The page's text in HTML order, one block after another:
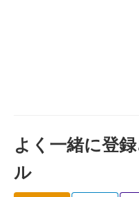
よく一緒に登
ル